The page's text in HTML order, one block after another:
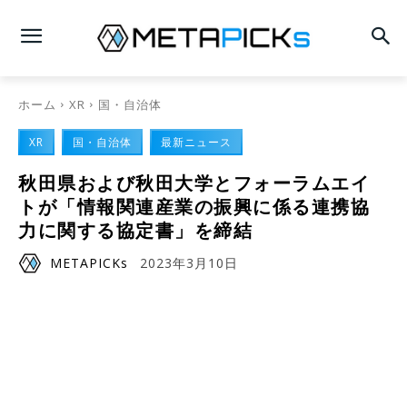
ホーム XR 国・自治体
XR 国・自治体 最新ニュース
秋田県および秋田大学とフォーラムエイ
トが「情報関連産業の振興に係る連携協
力に関する協定書」を締結
METAPICKs 2023年3月10日